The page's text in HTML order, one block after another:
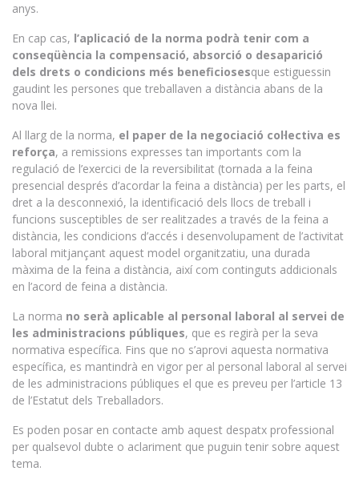
anys.
En cap cas, l’aplicació de la norma podrà tenir com a
conseqüència la compensació, absorció o desaparició
dels drets o condicions més beneficiosesque estiguessin
gaudint les persones que treballaven a distància abans de la
nova llei.
Al llarg de la norma, el paper de la negociació col·lectiva es
reforça, a remissions expresses tan importants com la
regulació de l’exercici de la reversibilitat (tornada a la feina
presencial després d’acordar la feina a distància) per les parts, el
dret a la desconnexió, la identificació dels llocs de treball i
funcions susceptibles de ser realitzades a través de la feina a
distància, les condicions d’accés i desenvolupament de l’activitat
laboral mitjançant aquest model organitzatiu, una durada
màxima de la feina a distància, així com continguts addicionals
en l’acord de feina a distància.
La norma no serà aplicable al personal laboral al servei de
les administracions públiques, que es regirà per la seva
normativa específica. Fins que no s’aprovi aquesta normativa
específica, es mantindrà en vigor per al personal laboral al servei
de les administracions públiques el que es preveu per l’article 13
de l’Estatut dels Treballadors.
Es poden posar en contacte amb aquest despatx professional
per qualsevol dubte o aclariment que puguin tenir sobre aquest
tema.